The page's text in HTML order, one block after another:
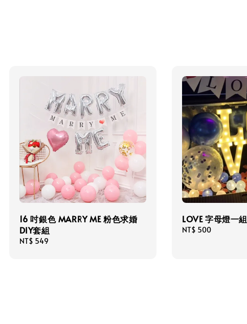
16 吋銀色 MARRY ME 粉色求婚
DIY套組
Regular
NT$ 549
LOVE 字母燈一組
Regular
NT$ 500